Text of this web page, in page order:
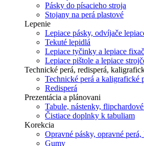
Pásky do písacieho stroja
Stojany na perá plastové
Lepenie
Lepiace pásky, odvíjače
Tekuté lepidlá
Lepiace tyčinky a lepiace
Lepiace pištole a lepiace
Technické perá, redisperá,
Technické perá a kaligrafické
Redisperá
Prezentácia a plánovani
Tabule, nástenky,
Čistiace doplnky k tabuliam
Korekcia
Opravné pásky, opravné
Gumy